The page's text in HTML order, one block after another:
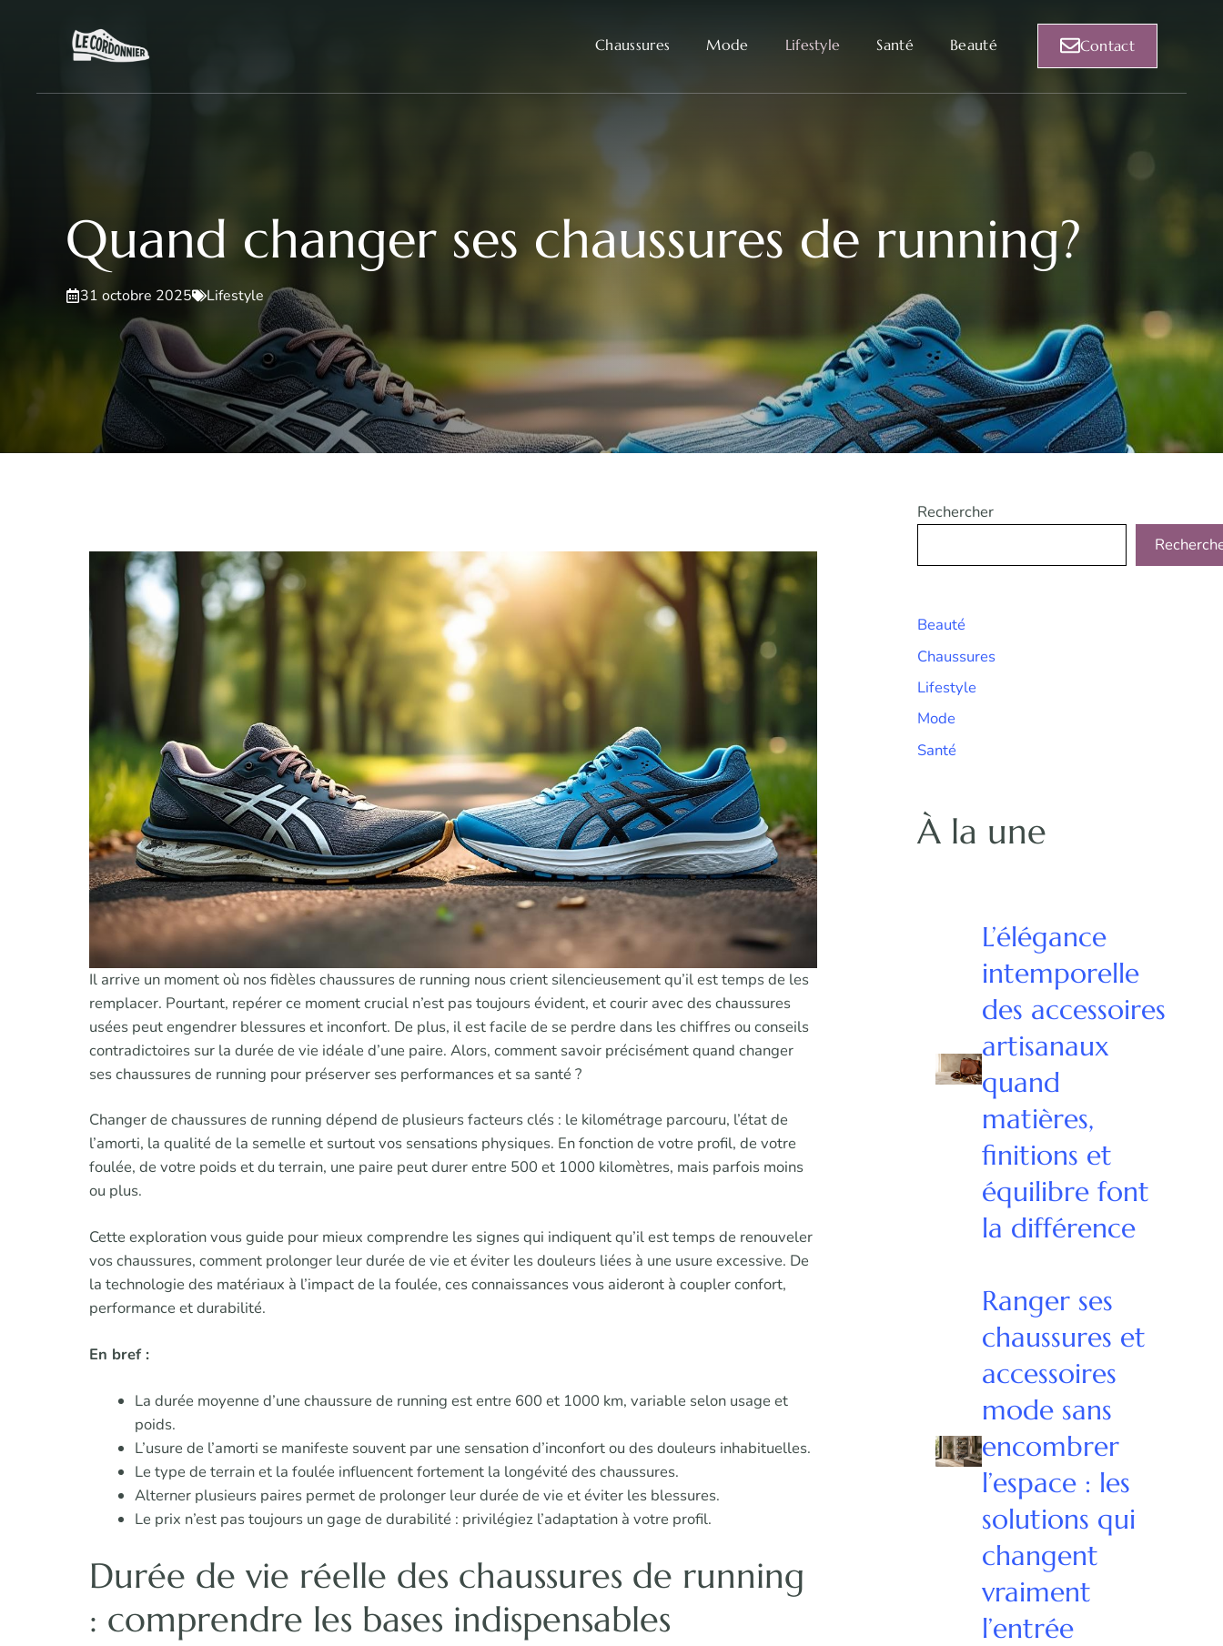
Chaussures Mode Lifestyle Santé Beauté Contact
Quand changer ses chaussures de running?
31 octobre 2025 Lifestyle
Il arrive un moment où nos fidèles chaussures de running nous crient silencieusement qu’il est temps de les
remplacer. Pourtant, repérer ce moment crucial n’est pas toujours évident, et courir avec des chaussures
usées peut engendrer blessures et inconfort. De plus, il est facile de se perdre dans les chiffres ou conseils
contradictoires sur la durée de vie idéale d’une paire. Alors, comment savoir précisément quand changer
ses chaussures de running pour préserver ses performances et sa santé ?
Changer de chaussures de running dépend de plusieurs facteurs clés : le kilométrage parcouru, l’état de
l’amorti, la qualité de la semelle et surtout vos sensations physiques. En fonction de votre profil, de votre
foulée, de votre poids et du terrain, une paire peut durer entre 500 et 1000 kilomètres, mais parfois moins
ou plus.
Cette exploration vous guide pour mieux comprendre les signes qui indiquent qu’il est temps de renouveler
vos chaussures, comment prolonger leur durée de vie et éviter les douleurs liées à une usure excessive. De
la technologie des matériaux à l’impact de la foulée, ces connaissances vous aideront à coupler confort,
performance et durabilité.
En bref :
La durée moyenne d’une chaussure de running est entre 600 et 1000 km, variable selon usage et
poids.
L’usure de l’amorti se manifeste souvent par une sensation d’inconfort ou des douleurs inhabituelles.
Le type de terrain et la foulée influencent fortement la longévité des chaussures.
Alterner plusieurs paires permet de prolonger leur durée de vie et éviter les blessures.
Le prix n’est pas toujours un gage de durabilité : privilégiez l’adaptation à votre profil.
Durée de vie réelle des chaussures de running
: comprendre les bases indispensables
Rechercher
Beauté
Chaussures
Lifestyle
Mode
Santé
À la une
L’élégance
intemporelle
des accessoires
artisanaux
quand
matières,
finitions et
équilibre font
la différence
Ranger ses
chaussures et
accessoires
mode sans
encombrer
l’espace : les
solutions qui
changent
vraiment
l’entrée